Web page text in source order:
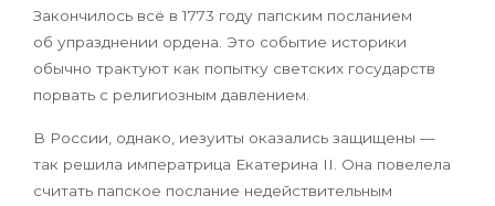
Закончилось всё в 1773 году папским посланием
об упразднении ордена. Это событие историки
обычно трактуют как попытку светских государств
порвать с религиозным давлением.
В России, однако, иезуиты оказались защищены —
так решила императрица Екатерина II. Она повелела
считать папское послание недействительным